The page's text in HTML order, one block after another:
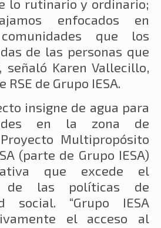
lo rutinario y ordinario;
enfocados en
que los
de las personas que
señaló Karen Vallecillo,
RSE de Grupo IESA.
insigne de agua para
en la zona de
Multipropósito
(parte de Grupo IESA)
que excede el
de las políticas de
social. “Grupo IESA
el acceso al